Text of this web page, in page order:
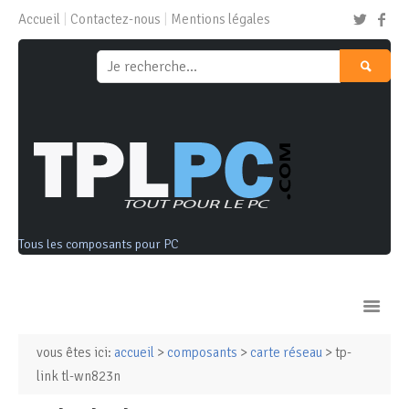
Accueil Contactez-nous Mentions légales
Tous les composants pour PC
Ordinateurs & Tablettes
vous êtes ici: accueil > composants > carte réseau > tp-
link tl-wn823n